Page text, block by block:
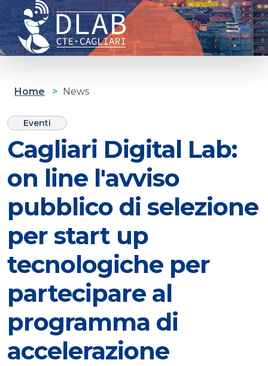
Cagliari D-lab
Home > News
Eventi
Cagliari Digital Lab:
on line l'avviso
pubblico di selezione
per start up
tecnologiche per
partecipare al
programma di
accelerazione